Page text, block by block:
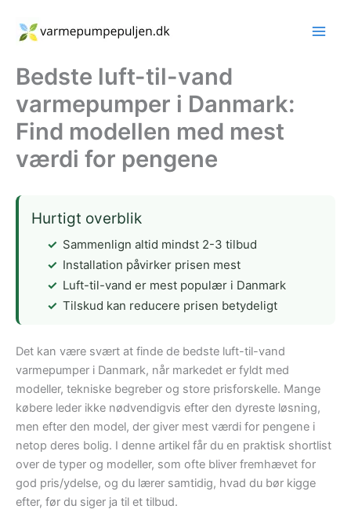
indholdet
Bedste luft-til-vand
varmepumper i Danmark:
Find modellen med mest
værdi for pengene
Hurtigt overblik
Sammenlign altid mindst 2-3 tilbud
Installation påvirker prisen mest
Luft-til-vand er mest populær i Danmark
Tilskud kan reducere prisen betydeligt
Det kan være svært at finde de bedste luft-til-vand
varmepumper i Danmark, når markedet er fyldt med
modeller, tekniske begreber og store prisforskelle. Mange
købere leder ikke nødvendigvis efter den dyreste løsning,
men efter den model, der giver mest værdi for pengene i
netop deres bolig. I denne artikel får du en praktisk shortlist
over de typer og modeller, som ofte bliver fremhævet for
god pris/ydelse, og du lærer samtidig, hvad du bør kigge
efter, før du siger ja til et tilbud.